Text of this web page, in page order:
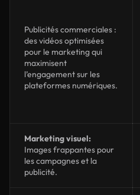
Publicités commerciales :
des vidéos optimisées
pour le marketing qui
maximisent
l’engagement sur les
plateformes numériques.
Marketing visuel:
Images frappantes pour
les campagnes et la
publicité.